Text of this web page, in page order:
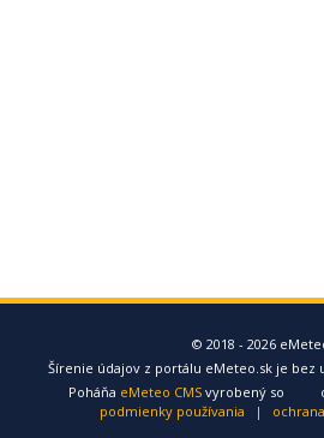
© 2018 - 2026
Šírenie údajov z portálu eMeteo.sk je bez
Poháňa eMeteo CMS vyrobený so
podmienky používania
|